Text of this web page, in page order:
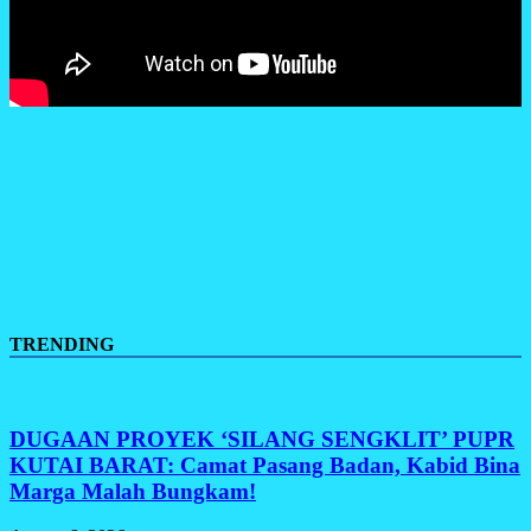
TRENDING
DUGAAN PROYEK ‘SILANG SENGKLIT’ PUPR
KUTAI BARAT: Camat Pasang Badan, Kabid Bina
Marga Malah Bungkam!